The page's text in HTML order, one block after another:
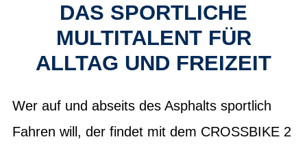
DAS SPORTLICHE
MULTITALENT FÜR
ALLTAG UND FREIZEIT
Wer auf und abseits des Asphalts sportlich
Fahren will, der findet mit dem CROSSBIKE 2